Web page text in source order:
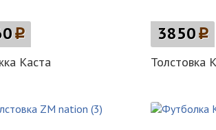
p
Каста
3850p
Толстовка